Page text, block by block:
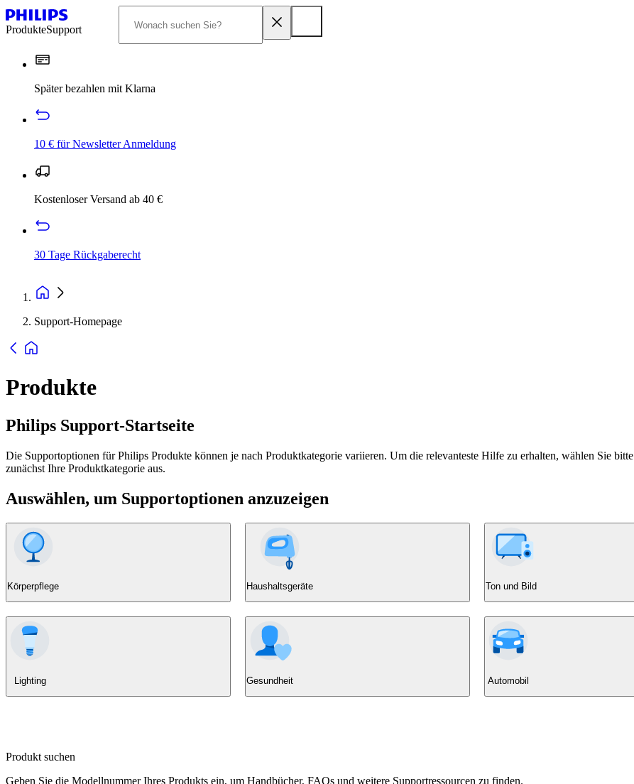
ProdukteSupport
Später bezahlen mit Klarna
10 € für Newsletter Anmeldung
Kostenloser Versand ab 40 €
30 Tage Rückgaberecht
Support-Homepage
Produkte
Philips Support-Startseite
Die Supportoptionen für Philips Produkte können je nach Produktkategorie variieren. Um die relevanteste Hilfe zu erhalten, wählen Sie bitte
zunächst Ihre Produktkategorie aus.
Auswählen, um Supportoptionen anzuzeigen
Körperpflege Haushaltsgeräte Ton und Bild
Lighting Gesundheit Automobil
Produkt suchen
Geben Sie die Modellnummer Ihres Produkts ein, um Handbücher, FAQs und weitere Supportressourcen zu finden.